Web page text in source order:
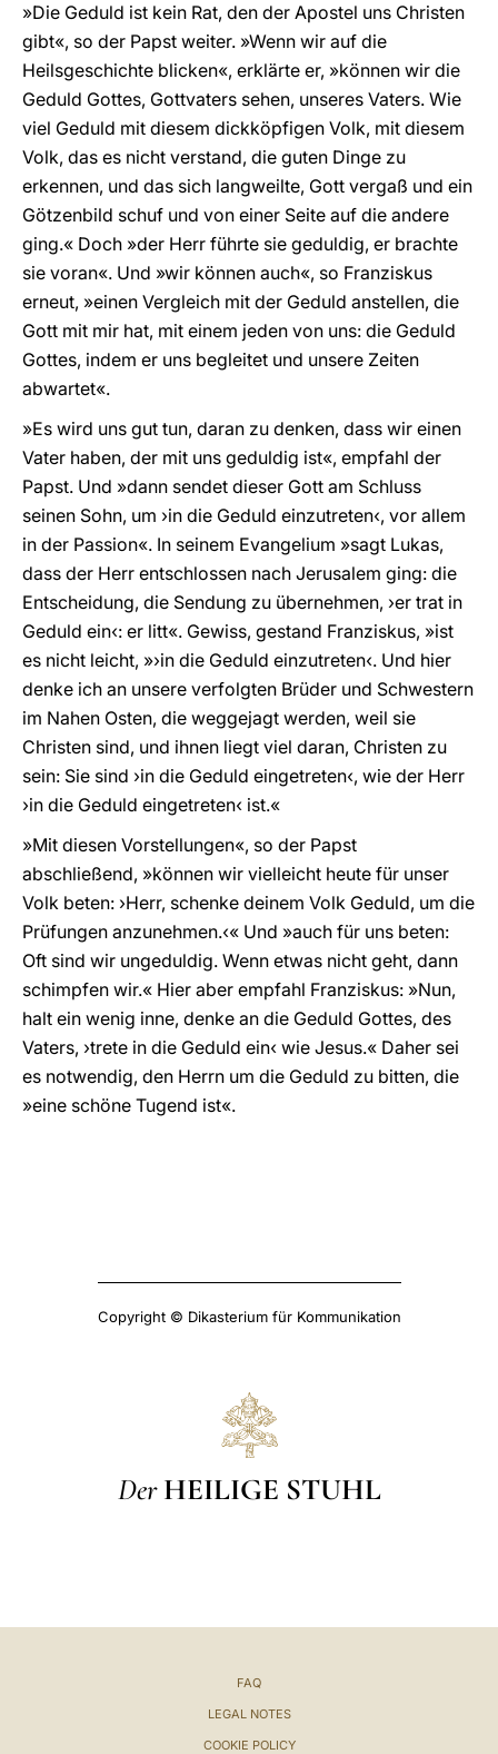
»Die Geduld ist kein Rat, den der Apostel uns Christen
gibt«, so der Papst weiter. »Wenn wir auf die
Heilsgeschichte blicken«, erklärte er, »können wir die
Geduld Gottes, Gottvaters sehen, unseres Vaters. Wie
viel Geduld mit diesem dickköpfigen Volk, mit diesem
Volk, das es nicht verstand, die guten Dinge zu
erkennen, und das sich langweilte, Gott vergaß und ein
Götzenbild schuf und von einer Seite auf die andere
ging.« Doch »der Herr führte sie geduldig, er brachte
sie voran«. Und »wir können auch«, so Franziskus
erneut, »einen Vergleich mit der Geduld anstellen, die
Gott mit mir hat, mit einem jeden von uns: die Geduld
Gottes, indem er uns begleitet und unsere Zeiten
abwartet«.
»Es wird uns gut tun, daran zu denken, dass wir einen
Vater haben, der mit uns geduldig ist«, empfahl der
Papst. Und »dann sendet dieser Gott am Schluss
seinen Sohn, um ›in die Geduld einzutreten‹, vor allem
in der Passion«. In seinem Evangelium »sagt Lukas,
dass der Herr entschlossen nach Jerusalem ging: die
Entscheidung, die Sendung zu übernehmen, ›er trat in
Geduld ein‹: er litt«. Gewiss, gestand Franziskus, »ist
es nicht leicht, »›in die Geduld einzutreten‹. Und hier
denke ich an unsere verfolgten Brüder und Schwestern
im Nahen Osten, die weggejagt werden, weil sie
Christen sind, und ihnen liegt viel daran, Christen zu
sein: Sie sind ›in die Geduld eingetreten‹, wie der Herr
›in die Geduld eingetreten‹ ist.«
»Mit diesen Vorstellungen«, so der Papst
abschließend, »können wir vielleicht heute für unser
Volk beten: ›Herr, schenke deinem Volk Geduld, um die
Prüfungen anzunehmen.‹« Und »auch für uns beten:
Oft sind wir ungeduldig. Wenn etwas nicht geht, dann
schimpfen wir.« Hier aber empfahl Franziskus: »Nun,
halt ein wenig inne, denke an die Geduld Gottes, des
Vaters, ›trete in die Geduld ein‹ wie Jesus.« Daher sei
es notwendig, den Herrn um die Geduld zu bitten, die
»eine schöne Tugend ist«.
Copyright © Dikasterium für Kommunikation
Der HEILIGE STUHL
FAQ
LEGAL NOTES
COOKIE POLICY